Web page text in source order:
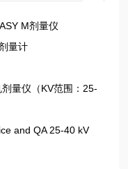
M剂量仪
量计
量仪（KV范围：25-
and QA 25-40 kV